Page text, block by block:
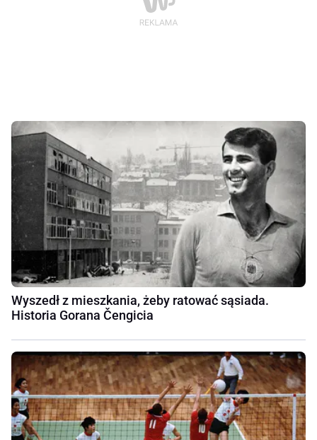
Wyszedł z mieszkania, żeby ratować sąsiada.
Historia Gorana Čengicia